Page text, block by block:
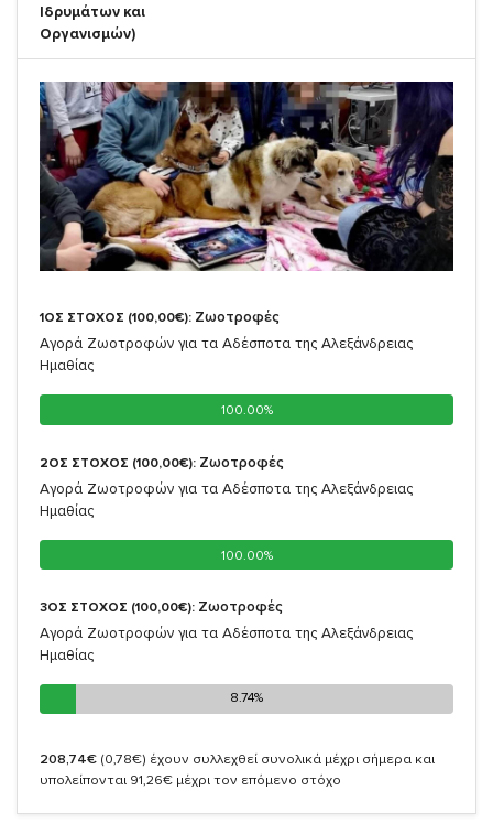
Ιδρυμάτων και
Οργανισμών)
1ΟΣ ΣΤΟΧΟΣ (100,00€): Ζωοτροφές
Αγορά Ζωοτροφών για τα Αδέσποτα της Αλεξάνδρειας
Ημαθίας
100.00%
100.00%
2ΟΣ ΣΤΟΧΟΣ (100,00€): Ζωοτροφές
Αγορά Ζωοτροφών για τα Αδέσποτα της Αλεξάνδρειας
Ημαθίας
100.00%
100.00%
3ΟΣ ΣΤΟΧΟΣ (100,00€): Ζωοτροφές
Αγορά Ζωοτροφών για τα Αδέσποτα της Αλεξάνδρειας
Ημαθίας
8.74%
8.74%
208,74€ (0,78€) έχουν συλλεχθεί συνολικά μέχρι σήμερα και
υπολείπονται 91,26€ μέχρι τον επόμενο στόχο